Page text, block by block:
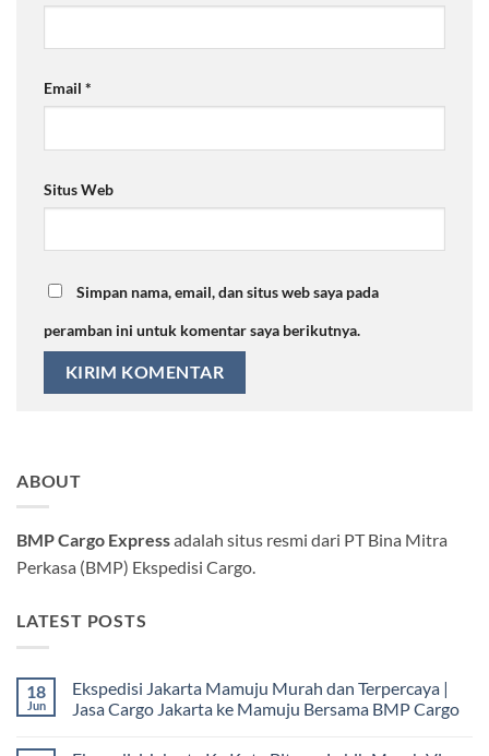
Email *
Situs Web
Simpan nama, email, dan situs web saya pada
peramban ini untuk komentar saya berikutnya.
ABOUT
BMP Cargo Expressadalah situs resmi dari PT Bina Mitra
Perkasa (BMP) Ekspedisi Cargo.
LATEST POSTS
18
Jun
Ekspedisi Jakarta Mamuju Murah dan Terpercaya |
Jasa Cargo Jakarta ke Mamuju Bersama BMP Cargo